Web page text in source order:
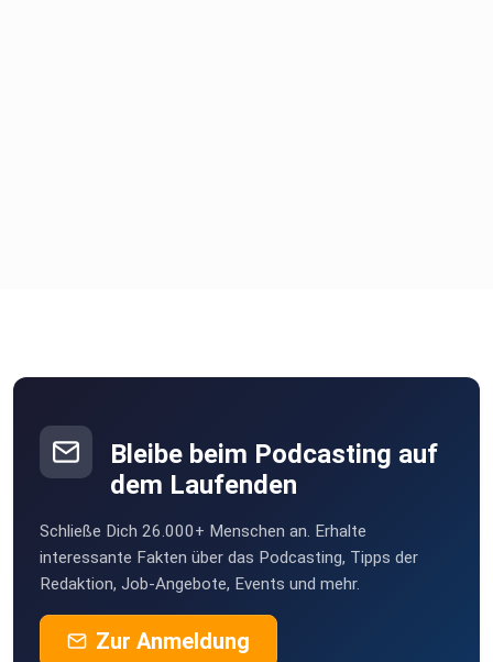
Bleibe beim Podcasting auf
dem Laufenden
Schließe Dich 26.000+ Menschen an. Erhalte
interessante Fakten über das Podcasting, Tipps der
Redaktion, Job-Angebote, Events und mehr.
Zur Anmeldung